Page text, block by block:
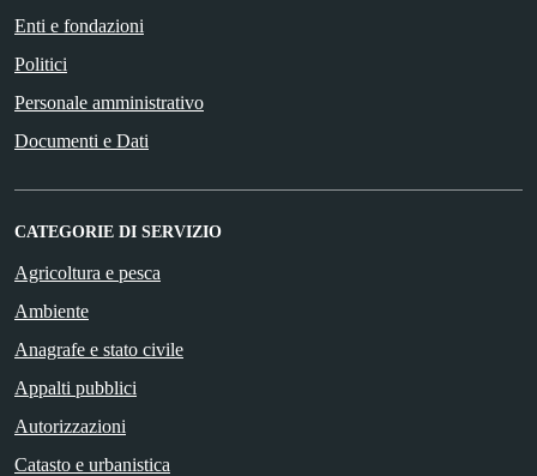
Enti e fondazioni
Politici
Personale amministrativo
Documenti e Dati
CATEGORIE DI SERVIZIO
Agricoltura e pesca
Ambiente
Anagrafe e stato civile
Appalti pubblici
Autorizzazioni
Catasto e urbanistica